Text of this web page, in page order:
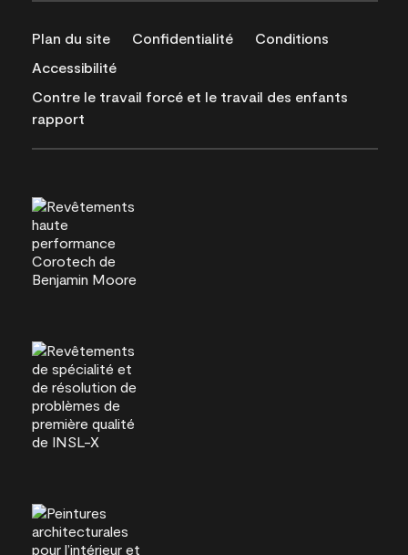
Plan du site Confidentialité
Conditions
Accessibilité
Contre le travail forcé et le travail des enfants
rapport